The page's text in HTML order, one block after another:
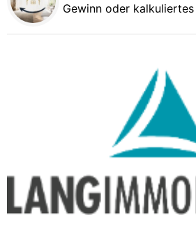
Gewinn oder kalkuliertes